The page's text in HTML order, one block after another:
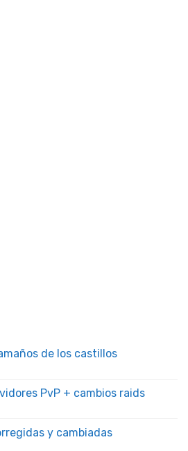
de los castillos
PvP + cambios raids
y cambiadas